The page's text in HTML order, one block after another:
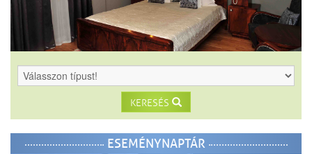
KERESÉS
ESEMÉNYNAPTÁR